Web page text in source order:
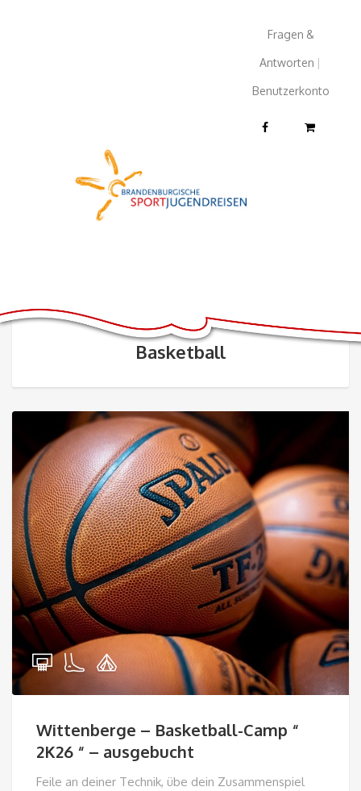
Fragen &
Antworten |
Benutzerkonto
Basketball
Wittenberge – Basketball-Camp “
2K26 “ – ausgebucht
Feile an deiner Technik, übe dein Zusammenspiel